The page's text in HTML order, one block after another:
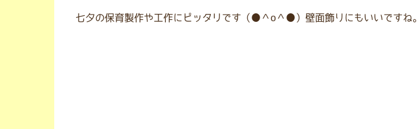
七夕の保育製作や工作にピッタリです（●＾o＾●）壁面飾りにもいいですね。